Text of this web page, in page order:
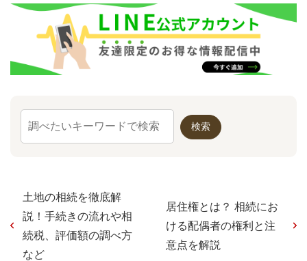
土地の相続を徹底解
説！手続きの流れや相
続税、評価額の調べ方
など
居住権とは？ 相続にお
ける配偶者の権利と注
意点を解説